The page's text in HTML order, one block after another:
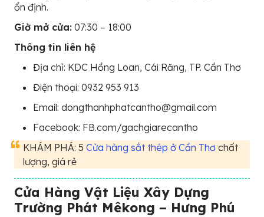
ổn định.
Giờ mở cửa: 07:30 – 18:00
Thông tin liên hệ
Địa chỉ: KDC Hồng Loan, Cái Răng, TP. Cần Thơ
Điện thoại: 0932 953 913
Email: dongthanhphatcantho@gmail.com
Facebook: FB.com/gachgiarecantho
KHÁM PHÁ: 5 Cửa hàng sắt thép ở Cần Thơ chất
lượng, giá rẻ
Cửa Hàng Vật Liệu Xây Dựng
Trường Phát Mêkong – Hưng Phú